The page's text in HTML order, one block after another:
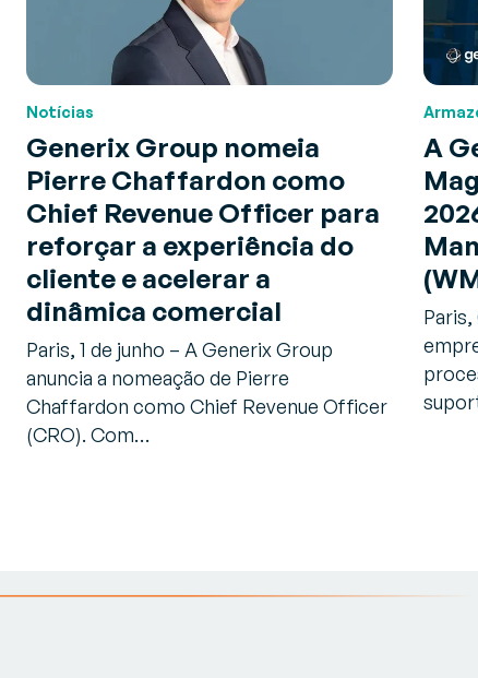
Notícias
Generix Group nomeia
Pierre Chaffardon como
Chief Revenue Officer para
reforçar a experiência do
cliente e acelerar a
dinâmica comercial
Paris, 1 de junho – A Generix Group
anuncia a nomeação de Pierre
Chaffardon como Chief Revenue Officer
(CRO). Com…
A